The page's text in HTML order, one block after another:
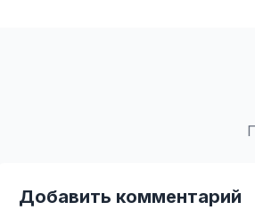
Добавить комментарий